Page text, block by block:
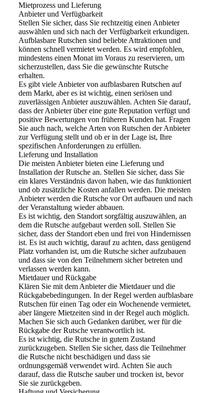
Mietprozess und Lieferung
Anbieter und Verfügbarkeit
Stellen Sie sicher, dass Sie rechtzeitig einen Anbieter
auswählen und sich nach der Verfügbarkeit erkundigen.
Aufblasbare Rutschen sind beliebte Attraktionen und
können schnell vermietet werden. Es wird empfohlen,
mindestens einen Monat im Voraus zu reservieren, um
sicherzustellen, dass Sie die gewünschte Rutsche
erhalten.
Es gibt viele Anbieter von aufblasbaren Rutschen auf
dem Markt, aber es ist wichtig, einen seriösen und
zuverlässigen Anbieter auszuwählen. Achten Sie darauf,
dass der Anbieter über eine gute Reputation verfügt und
positive Bewertungen von früheren Kunden hat. Fragen
Sie auch nach, welche Arten von Rutschen der Anbieter
zur Verfügung stellt und ob er in der Lage ist, Ihre
spezifischen Anforderungen zu erfüllen.
Lieferung und Installation
Die meisten Anbieter bieten eine Lieferung und
Installation der Rutsche an. Stellen Sie sicher, dass Sie
ein klares Verständnis davon haben, wie das funktioniert
und ob zusätzliche Kosten anfallen werden. Die meisten
Anbieter werden die Rutsche vor Ort aufbauen und nach
der Veranstaltung wieder abbauen.
Es ist wichtig, den Standort sorgfältig auszuwählen, an
dem die Rutsche aufgebaut werden soll. Stellen Sie
sicher, dass der Standort eben und frei von Hindernissen
ist. Es ist auch wichtig, darauf zu achten, dass genügend
Platz vorhanden ist, um die Rutsche sicher aufzubauen
und dass sie von den Teilnehmern sicher betreten und
verlassen werden kann.
Mietdauer und Rückgabe
Klären Sie mit dem Anbieter die Mietdauer und die
Rückgabebedingungen. In der Regel werden aufblasbare
Rutschen für einen Tag oder ein Wochenende vermietet,
aber längere Mietzeiten sind in der Regel auch möglich.
Machen Sie sich auch Gedanken darüber, wer für die
Rückgabe der Rutsche verantwortlich ist.
Es ist wichtig, die Rutsche in gutem Zustand
zurückzugeben. Stellen Sie sicher, dass die Teilnehmer
die Rutsche nicht beschädigen und dass sie
ordnungsgemäß verwendet wird. Achten Sie auch
darauf, dass die Rutsche sauber und trocken ist, bevor
Sie sie zurückgeben.